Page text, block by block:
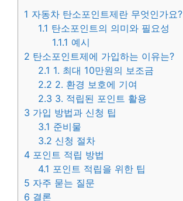
1 자동차 탄소포인트제란 무엇인가요?
1.1 탄소포인트의 의미와 필요성
1.1.1 예시
2 탄소포인트제에 가입하는 이유는?
2.1 1. 최대 10만원의 보조금
2.2 2. 환경 보호에 기여
2.3 3. 적립된 포인트 활용
3 가입 방법과 신청 팁
3.1 준비물
3.2 신청 절차
4 포인트 적립 방법
4.1 포인트 적립을 위한 팁
5 자주 묻는 질문
6 결론